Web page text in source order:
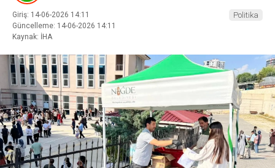
Giriş: 14-06-2026 14:11
Güncelleme: 14-06-2026 14:11
Kaynak: İHA
Politika